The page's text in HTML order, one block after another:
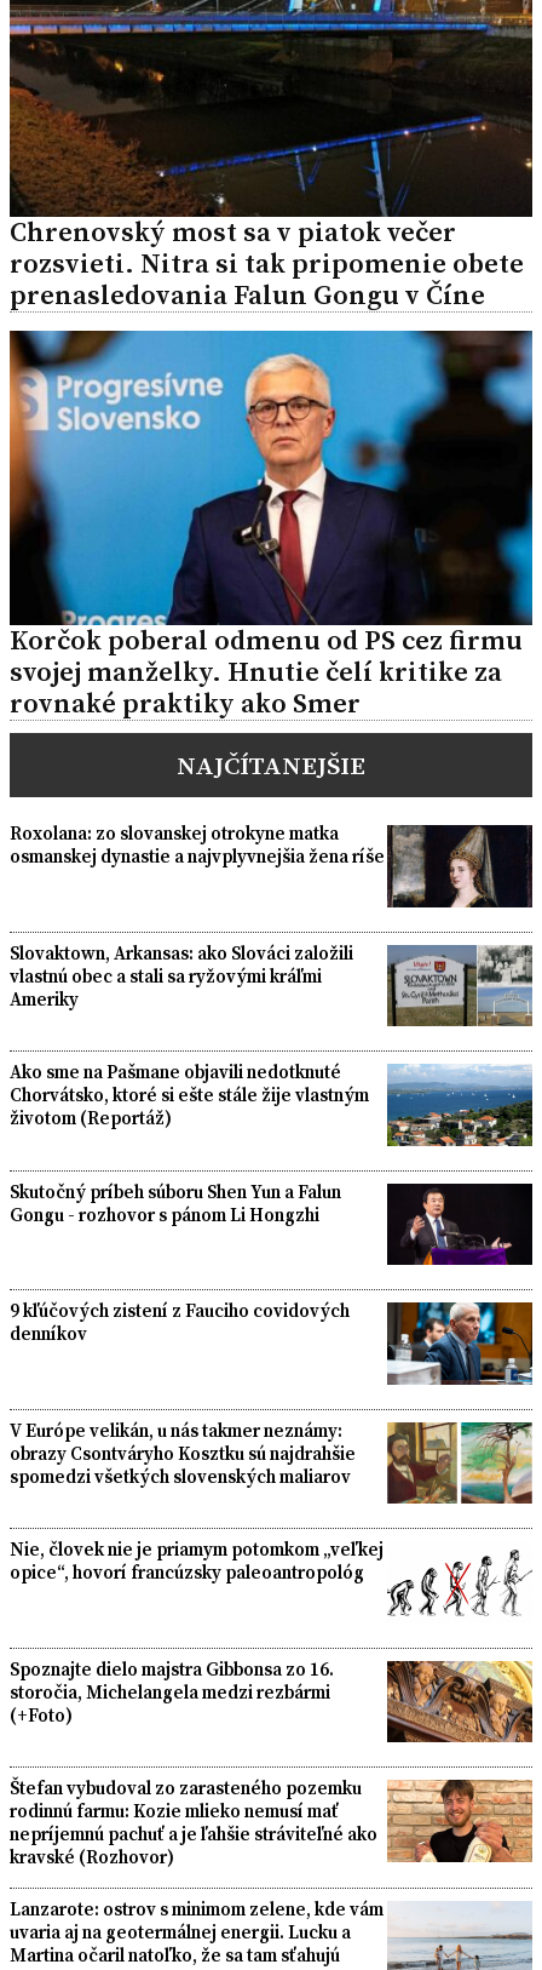
Chrenovský most sa v piatok večer
rozsvieti. Nitra si tak pripomenie obete
prenasledovania Falun Gongu v Číne
Korčok poberal odmenu od PS cez firmu
svojej manželky. Hnutie čelí kritike za
rovnaké praktiky ako Smer
NAJČÍTANEJŠIE
Roxolana: zo slovanskej otrokyne matka
osmanskej dynastie a najvplyvnejšia žena ríše
Slovaktown, Arkansas: ako Slováci založili
vlastnú obec a stali sa ryžovými kráľmi
Ameriky
Ako sme na Pašmane objavili nedotknuté
Chorvátsko, ktoré si ešte stále žije vlastným
životom (Reportáž)
Skutočný príbeh súboru Shen Yun a Falun
Gongu - rozhovor s pánom Li Hongzhi
9 kľúčových zistení z Fauciho covidových
denníkov
V Európe velikán, u nás takmer neznámy:
obrazy Csontváryho Kosztku sú najdrahšie
spomedzi všetkých slovenských maliarov
Nie, človek nie je priamym potomkom „veľkej
opice“, hovorí francúzsky paleoantropológ
Spoznajte dielo majstra Gibbonsa zo 16.
storočia, Michelangela medzi rezbármi
(+Foto)
Štefan vybudoval zo zarasteného pozemku
rodinnú farmu: Kozie mlieko nemusí mať
nepríjemnú pachuť a je ľahšie stráviteľné ako
kravské (Rozhovor)
Lanzarote: ostrov s minimom zelene, kde vám
uvaria aj na geotermálnej energii. Lucku a
Martina očaril natoľko, že sa tam sťahujú